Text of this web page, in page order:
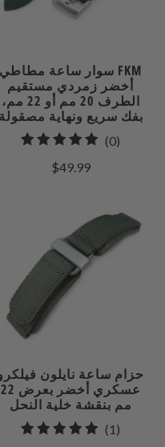
سوار ساعة مطاطي FKM
أخضر زمردي مستقيم
الطرف 20 مم أو 22 مم،
بفك سريع ونهاية مصقولة
(0)
$49.99
حزام ساعة نايلون
عسكري أخضر بعرض 22
مم بنقشة خلية النحل
(1)